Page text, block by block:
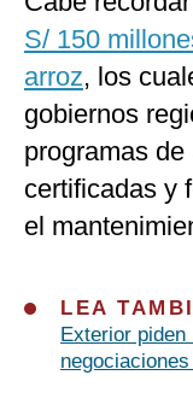
S/ 150
arroz, los
gobiernos
programas
certificadas y
el
LEA
Exterior